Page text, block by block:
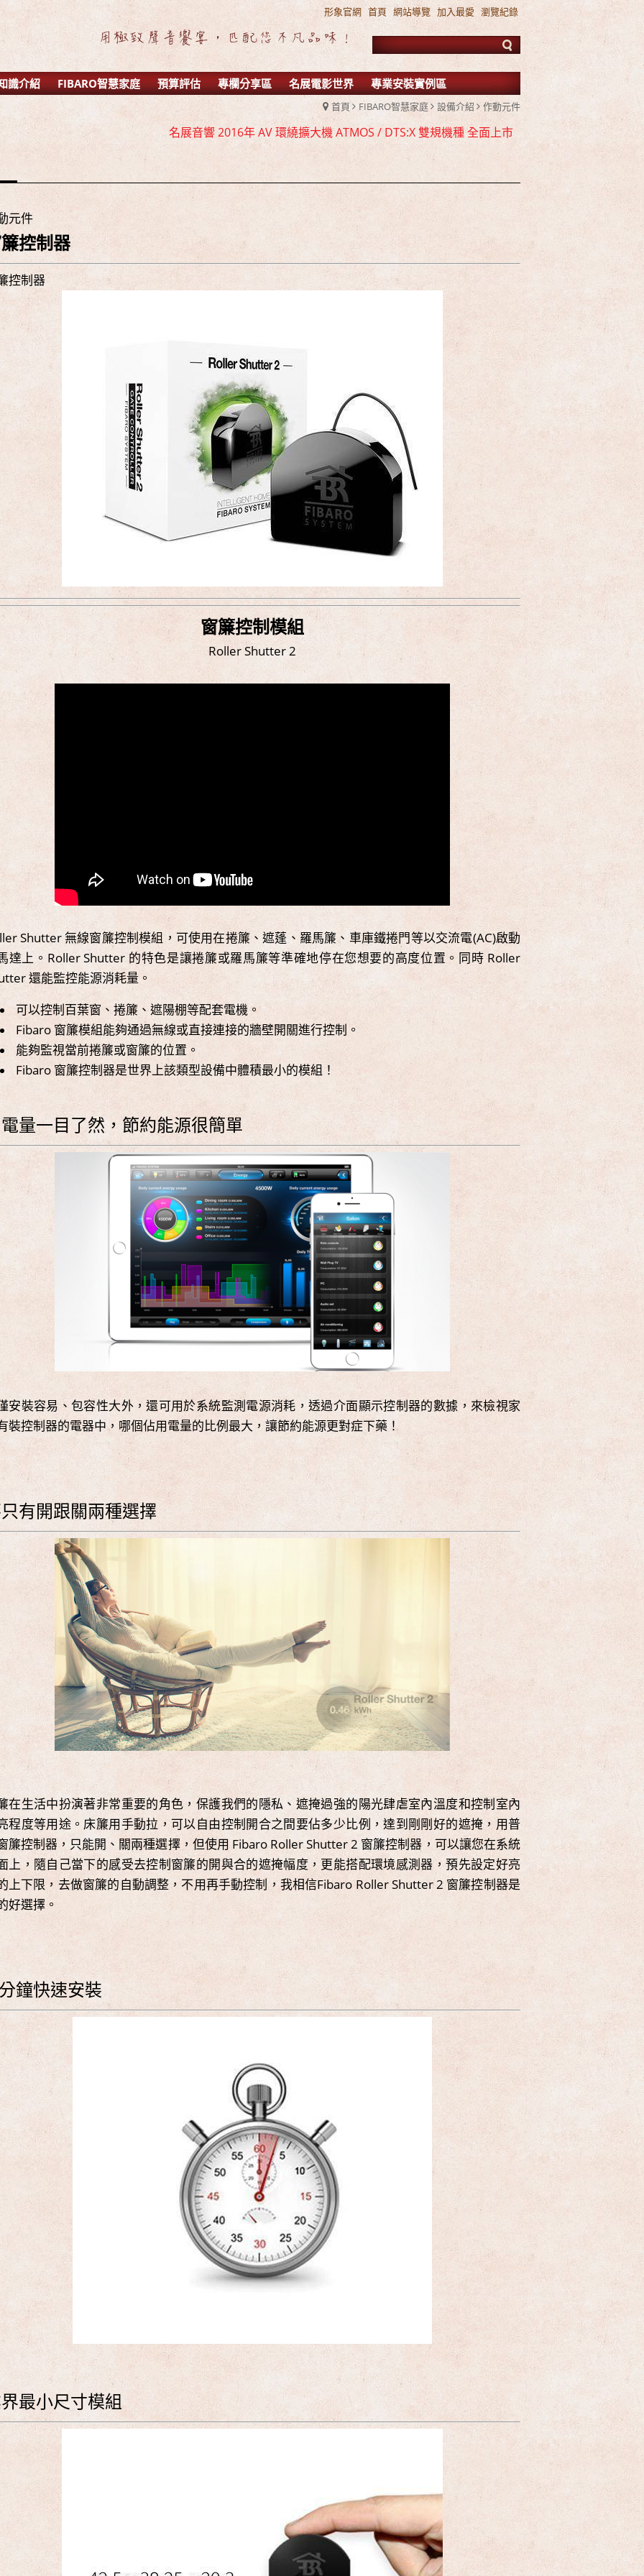
形象官網 首頁 網站導覽 加入最愛 瀏覽紀錄
識介紹 FIBARO智慧家庭 預算評估 專欄分享區 名展電影世界 專業安裝實例區
首頁 FIBARO智慧家庭 設備介紹 作動元件
名展音響 2016年 AV 環繞擴大機 ATMOS / DTS:X 雙規機種 全面上市
名展音響 歐洲第一品牌 FIBARO 環控系統 現場展示 熱售中!!!
名展音響 最新Dolby ATMOS 7.2.4 全景聲11聲道現場展示試聽
名展音響 歐洲第一品牌 FIBARO 環控系統 現場展示 熱售中!!!
元件
控制器
控制器
窗簾控制模組
Roller Shutter 2
Shutter 無線窗簾控制模組，可使用在捲簾、遮蓬、羅馬簾、車庫鐵捲門等以交流電(AC)啟動
達上。Roller Shutter 的特色是讓捲簾或羅馬簾等準確地停在您想要的高度位置。同時 Roller
還能監控能源消耗量。
可以控制百葉窗、捲簾、遮陽棚等配套電機。
Fibaro 窗簾模組能夠通過無線或直接連接的牆壁開關進行控制。
能夠監視當前捲簾或窗簾的位置。
Fibaro 窗簾控制器是世界上該類型設備中體積最小的模組！
量一目了然，節約能源很簡單
安裝容易、包容性大外，還可用於系統監測電源消耗，透過介面顯示控制器的數據，來檢視家
裝控制器的電器中，哪個佔用電量的比例最大，讓節約能源更對症下藥！
有開跟關兩種選擇
在生活中扮演著非常重要的角色，保護我們的隱私、遮掩過強的陽光肆虐室內溫度和控制室內
程度等用途。床簾用手動拉，可以自由控制開合之間要佔多少比例，達到剛剛好的遮掩，用普
簾控制器，只能開、關兩種選擇，但使用 Fibaro Roller Shutter 2 窗簾控制器，可以讓您在系統
上，隨自己當下的感受去控制窗簾的開與合的遮掩幅度，更能搭配環境感測器，預先設定好亮
上下限，去做窗簾的自動調整，不用再手動控制，我相信Fibaro Roller Shutter 2 窗簾控制器是
好選擇。
鐘快速安裝
最小尺寸模組